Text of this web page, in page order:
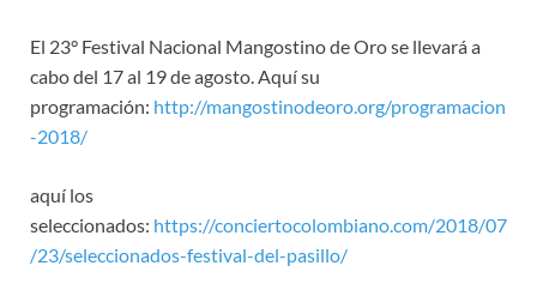
El 23° Festival Nacional Mangostino de Oro se llevará a
cabo del 17 al 19 de agosto. Aquí su
programación: http://mangostinodeoro.org/programacion
-2018/
aquí los
seleccionados: https://conciertocolombiano.com/2018/07
/23/seleccionados-festival-del-pasillo/